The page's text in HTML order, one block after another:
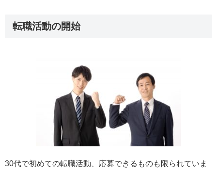
転職活動の開始
30代で初めての転職活動、応募できるものも限られていま